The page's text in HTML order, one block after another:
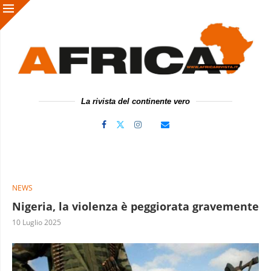
La rivista del continente vero
NEWS
Nigeria, la violenza è peggiorata gravemente
10 Luglio 2025